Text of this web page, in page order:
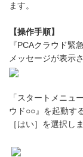
ます。
【操作手順】
『PCAクラウド緊
メッセージが表示
「スタートメニュ
ウド○○』を起動す
［はい］を選択し